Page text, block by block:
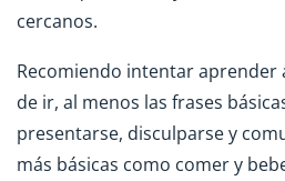
cercanos.
Recomiendo intentar aprender
de ir, al menos las frases
presentarse, disculparse y
más básicas como comer y